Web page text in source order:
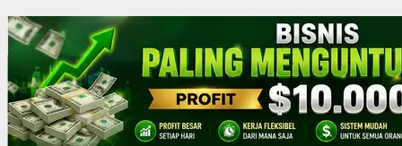
HOME
FILTER
BERITA
BIODATA
CERITA
CERPEN
EKSKLUSIF
FOTO
VIDEO
TIPS
MORE